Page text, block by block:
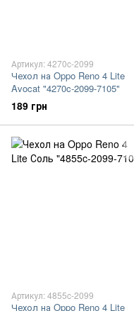
Артикул: 4270c-2099
Чехол на Oppo Reno 4 Lite
Avocat "4270c-2099-7105"
189 грн
Артикул: 4855c-2099
Чехол на Oppo Reno 4 Lite